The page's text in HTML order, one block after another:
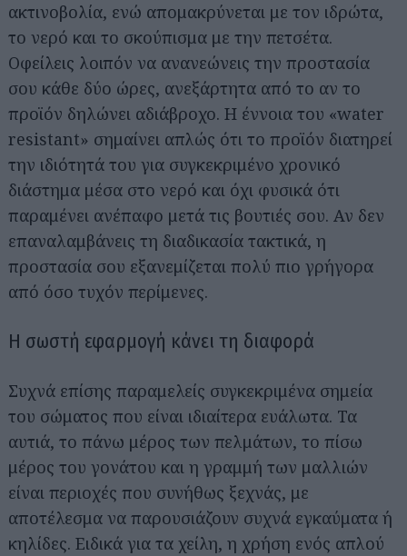
ακτινοβολία, ενώ απομακρύνεται με τον ιδρώτα,
το νερό και το σκούπισμα με την πετσέτα.
Οφείλεις λοιπόν να ανανεώνεις την προστασία
σου κάθε δύο ώρες, ανεξάρτητα από το αν το
προϊόν δηλώνει αδιάβροχο. Η έννοια του «water
resistant» σημαίνει απλώς ότι το προϊόν διατηρεί
την ιδιότητά του για συγκεκριμένο χρονικό
διάστημα μέσα στο νερό και όχι φυσικά ότι
παραμένει ανέπαφο μετά τις βουτιές σου. Αν δεν
επαναλαμβάνεις τη διαδικασία τακτικά, η
προστασία σου εξανεμίζεται πολύ πιο γρήγορα
από όσο τυχόν περίμενες.
Η σωστή εφαρμογή κάνει τη διαφορά
Συχνά επίσης παραμελείς συγκεκριμένα σημεία
του σώματος που είναι ιδιαίτερα ευάλωτα. Τα
αυτιά, το πάνω μέρος των πελμάτων, το πίσω
μέρος του γονάτου και η γραμμή των μαλλιών
είναι περιοχές που συνήθως ξεχνάς, με
αποτέλεσμα να παρουσιάζουν συχνά εγκαύματα ή
κηλίδες. Ειδικά για τα χείλη, η χρήση ενός απλού